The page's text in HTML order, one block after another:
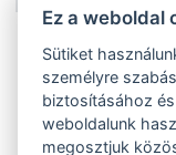
L
(1 ks)
Szállítás az
Készlet (1 ks)
Eladás
Ez a weboldal
Sütiket
személyre
biztosításához
weboldalunk
megosztjuk